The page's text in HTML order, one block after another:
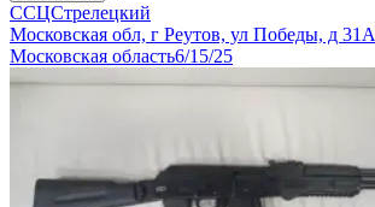
ССЦСтрелецкий
Московская обл, г Реутов, ул Победы, д 31А
Московская область6/15/25